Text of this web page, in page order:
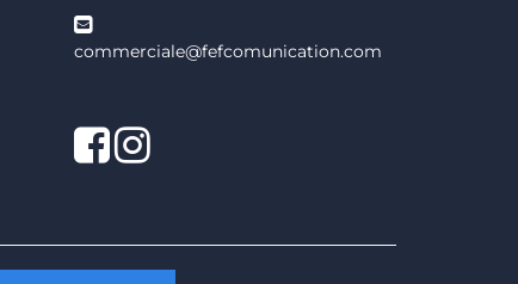
commerciale@fefcomunication.com
Facebook
Twitter